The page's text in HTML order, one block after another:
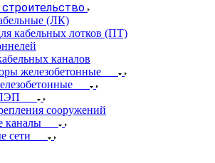
(ЛК)
кабельных лотков (ПТ)
каналов
железобетонные
сооружений
каналы
сети